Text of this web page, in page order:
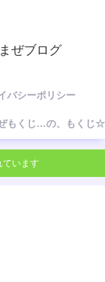
ぜブログ
バシーポリシー
もくじ…の、もくじ☆
います